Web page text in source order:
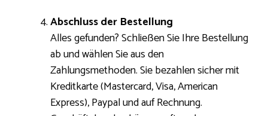
Abschluss der Bestellung
Alles gefunden? Schließen Sie Ihre Bestellung
ab und wählen Sie aus den
Zahlungsmethoden. Sie bezahlen sicher mit
Kreditkarte (Mastercard, Visa, American
Express), Paypal und auf Rechnung.